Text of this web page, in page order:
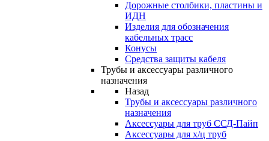
Дорожные столбики, пластины и
ИДН
Изделия для обозначения
кабельных трасс
Конусы
Средства защиты кабеля
Трубы и аксессуары различного
назначения
Назад
Трубы и аксессуары различного
назначения
Аксессуары для труб ССД-Пайп
Аксессуары для х/ц труб